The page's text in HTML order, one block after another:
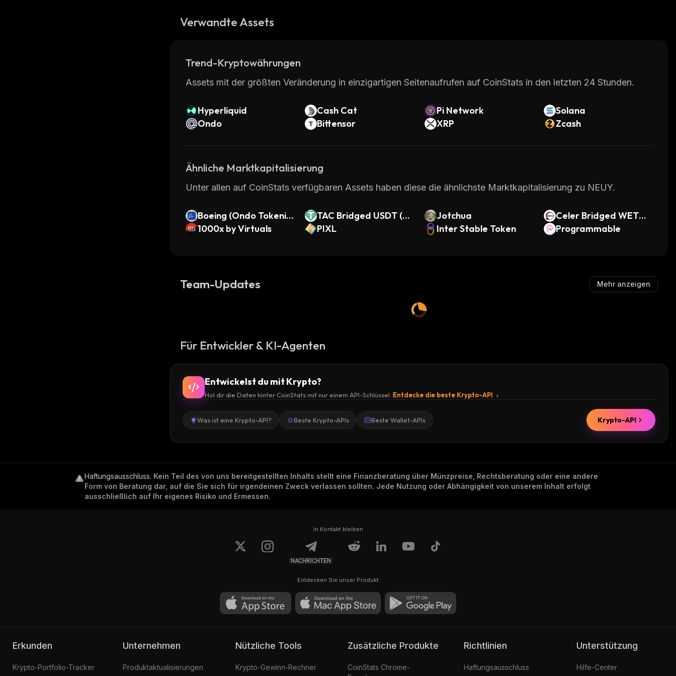
Verwandte Assets
Trend-Kryptowährungen
Assets mit der größten Veränderung in einzigartigen Seitenaufrufen auf CoinStats in den letzten 24 Stunden.
Hyperliquid Cash Cat Pi Network
Solana
Ondo
Bittensor XRP Zcash
Ähnliche Marktkapitalisierung
Unter allen auf CoinStats verfügbaren Assets haben diese die ähnlichste Marktkapitalisierung zu NEUY.
Boeing (Ondo Tokeniz
ed Stock)
TAC Bridged USDT (TA
C)
Jotchua
Celer Bridged WETH
(Conflux)
1000x by Virtuals PIXL Inter Stable Token Programmable
Team-Updates Mehr anzeigen
Für Entwickler & KI-Agenten
Entwickelst du mit Krypto?
Hol dir die Daten hinter CoinStats mit nur einem API-Schlüssel. Entdecke die beste Krypto-API
Was ist eine Krypto-API? Beste Krypto-APIs Beste Wallet-APIs Krypto-API
Haftungsausschluss. Kein Teil des von uns bereitgestellten Inhalts stellt eine Finanzberatung über Münzpreise, Rechtsberatung oder eine andere
Form von Beratung dar, auf die Sie sich für irgendeinen Zweck verlassen sollten. Jede Nutzung oder Abhängigkeit von unserem Inhalt erfolgt
ausschließlich auf Ihr eigenes Risiko und Ermessen.
In Kontakt bleiben
NACHRICHTEN
Entdecken Sie unser Produkt
Erkunden
Krypto-Portfolio-Tracker
Unternehmen
Produktaktualisierungen
Nützliche Tools
Krypto-Gewinn-Rechner
Zusätzliche Produkte
CoinStats Chrome-
Richtlinien
Haftungsausschluss
Unterstützung
Hilfe-Center